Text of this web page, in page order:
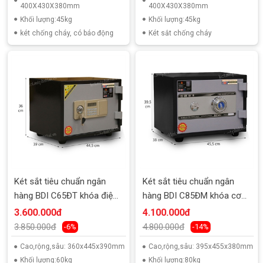
400X430X380mm
Khối lượng:45kg
két chống cháy, có báo động
400X430X380mm
Khối lượng:45kg
Két sắt chống cháy
Két sắt tiêu chuẩn ngân
hàng BDI C65ĐT khóa điện
tử
3.600.000đ
3.850.000đ -6%
Cao,rộng,sâu: 360x445x390mm
Khối lượng:60kg
Két sắt tiêu chuẩn ngân
hàng BDI C85ĐM khóa cơ
đổi mã
4.100.000đ
4.800.000đ -14%
Cao,rộng,sâu: 395x455x380mm
Khối lượng:80kg